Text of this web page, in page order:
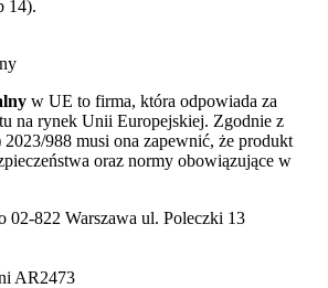
14).
w UE to firma, która odpowiada za
na rynek Unii Europejskiej. Zgodnie z
988 musi ona zapewnić, że produkt
oraz normy obowiązujące w
02-822 Warszawa ul. Poleczki 13
AR2473